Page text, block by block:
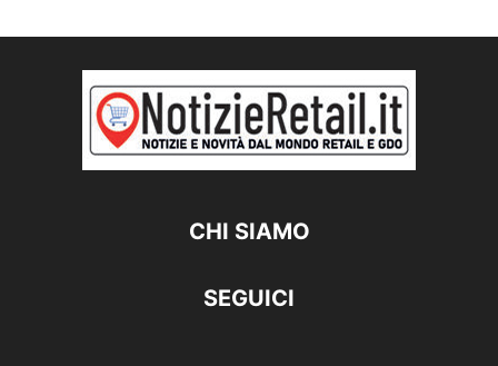
CHI SIAMO
SEGUICI